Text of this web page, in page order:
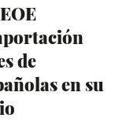
de
en su